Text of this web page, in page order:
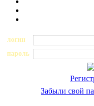
логин
пароль
Забыли свой